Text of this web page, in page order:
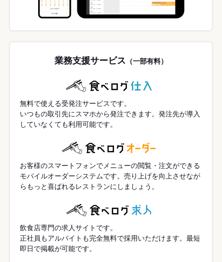
業務支援サービス （一部有料）
無料で使える受発注サービスです。
いつもの取引先にスマホから発注できます。発注先が導入
していなくても利用可能です。
お客様のスマートフォンでメニューの閲覧・注文ができる
モバイルオーダーシステムです。売り上げを向上させなが
らもっと喜ばれるレストランにしましょう。
飲食店専門の求人サイトです。
正社員もアルバイトも完全無料で採用いただけます。最短
即日で掲載が可能です。